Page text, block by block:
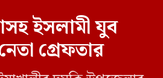
ইসলামী যুব
গ্রেফতার